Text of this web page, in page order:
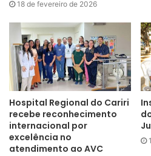
Para uma boa noite de sono,
temperatura corporal. Em dias
difícil e se tornar bem
quarto com ventiladores, ar
abertas na tentativa de deixar a
um banho frio antes de deitar
diminuição de temperatura.
com roupas mais leves.
Além de todas essas dicas, é
18 de fevereiro de 2026
Hospital Regional do Cariri
recebe reconhecimento
internacional por
excelência no
atendimento ao AVC